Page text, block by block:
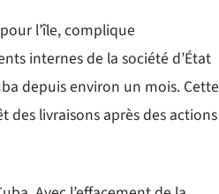
l’île, complique
internes de la société d’État
depuis environ un mois. Cette
livraisons après des actions